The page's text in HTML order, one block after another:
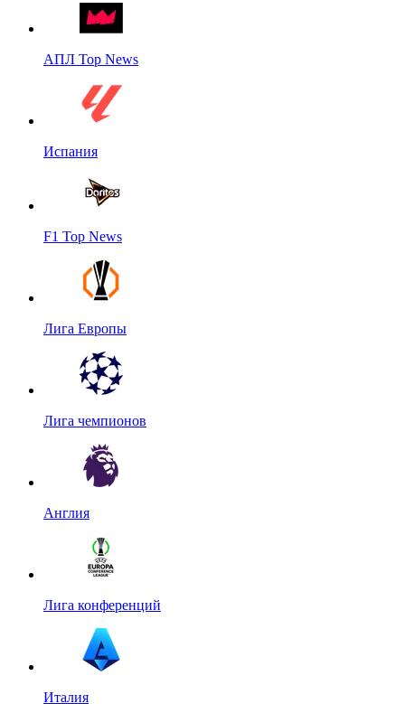
АПЛ Top News
Испания
F1 Top News
Лига Европы
Лига чемпионов
Англия
Лига конференций
Италия